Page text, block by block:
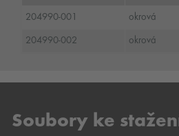
204990-001 okrová
204990-002 okrová
Soubory ke